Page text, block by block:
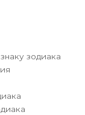
зодиака